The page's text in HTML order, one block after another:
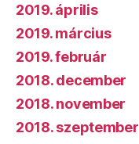
2019. április
2019. március
2019. február
2018. december
2018. november
2018. szeptember